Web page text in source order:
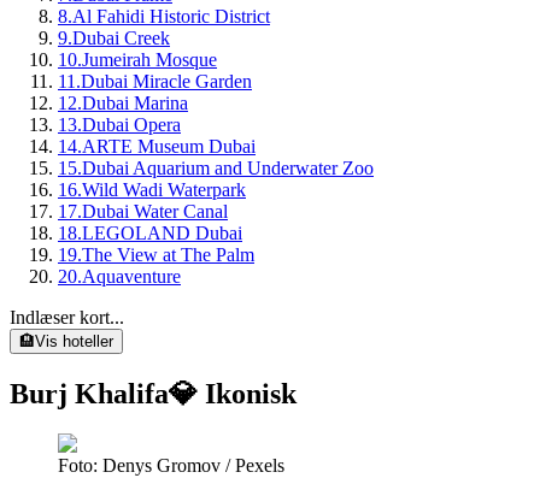
8.Al Fahidi Historic District
9.Dubai Creek
10.Jumeirah Mosque
11 .Dubai Miracle Garden
12.Dubai Marina
13.Dubai Opera
14.ARTE Museum Dubai
15.Dubai Aquarium and Underwater Zoo
16.Wild Wadi Waterpark
17.Dubai Water Canal
18.LEGOLAND Dubai
19.The View at The Palm
20.Aquaventure
Indlæser kort...
🏨Vis hoteller
Burj Khalifa💎 Ikonisk
Foto: Denys Gromov / Pexels